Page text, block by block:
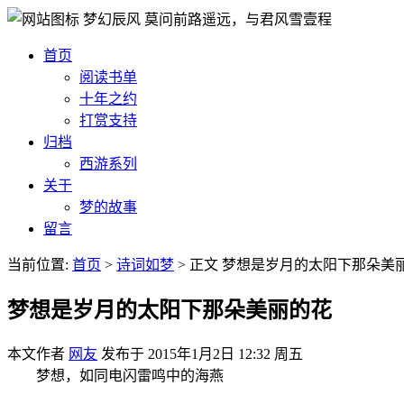
梦幻辰风 莫问前路遥远，与君风雪壹程
首页
阅读书单
十年之约
打赏支持
归档
西游系列
关于
梦的故事
留言
当前位置: 首页 > 诗词如梦 > 正文 梦想是岁月的太阳下那朵美
梦想是岁月的太阳下那朵美丽的花
本文作者 网友 发布于 2015年1月2日 12:32 周五
梦想，如同电闪雷鸣中的海燕